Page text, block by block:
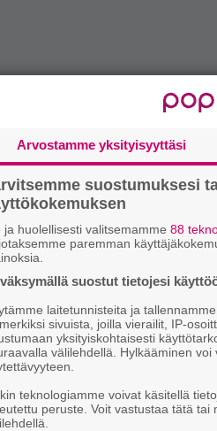
Arvostamme yksityisyyttäsi
suostumuksesi
ja huolellisesti valitsemamme 88
paremman
suostut tietojesi
laitetunnisteita ja
sivuista, joilla vierailit, IP-
yksityiskohtaisesti
välilehdellä. Hylkääminen
teknologiamme voivat käsitellä
peruste. Voit vastustaa tätä